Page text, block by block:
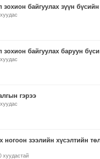
байгуулах зүүн
байгуулах баруун
гэрээ
ногоон зээлийн хүсэлтийн
хуудастай